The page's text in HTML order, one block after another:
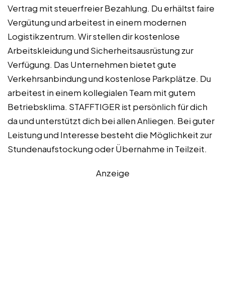
Vertrag mit steuerfreier Bezahlung. Du erhältst faire
Vergütung und arbeitest in einem modernen
Logistikzentrum. Wir stellen dir kostenlose
Arbeitskleidung und Sicherheitsausrüstung zur
Verfügung. Das Unternehmen bietet gute
Verkehrsanbindung und kostenlose Parkplätze. Du
arbeitest in einem kollegialen Team mit gutem
Betriebsklima. STAFFTIGER ist persönlich für dich
da und unterstützt dich bei allen Anliegen. Bei guter
Leistung und Interesse besteht die Möglichkeit zur
Stundenaufstockung oder Übernahme in Teilzeit.
Anzeige